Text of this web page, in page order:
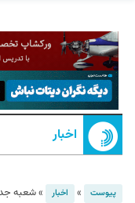
اخبار
پیوست » اخبار »شعبه